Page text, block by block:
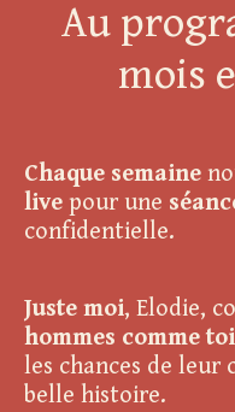
Au
mois
Chaque semaine
live pour une
confidentielle.
Juste moi, Elodie,
hommes comme toi
les chances de leur
belle histoire.